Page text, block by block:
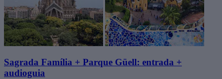
Sagrada Família + Parque Güell: entrada +
audioguia